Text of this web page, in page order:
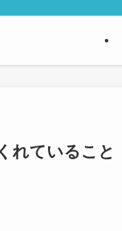
れていること